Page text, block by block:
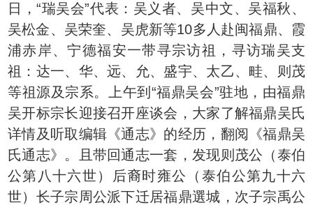
日，“瑞吴会”代表：吴义者、吴中文、吴福秋、
吴松金、吴荣奎、吴虎新等10多人赴闽福鼎、霞
浦赤岸、宁德福安一带寻宗访祖，寻访瑞吴支
祖：达一、华、远、允、盛宇、太乙、畦、则茂
等祖源及宗系。上午到“福鼎吴会”驻地，由福鼎
吴开标宗长迎接召开座谈会，大家了解福鼎吴氏
详情及听取编辑《通志》的经历，翻阅《福鼎吴
氏通志》。且带回通志一套，发现则茂公（泰伯
公第八十六世）后裔时雍公（泰伯公第九十六
世）长子宗周公派下迁居福鼎選城，次子宗禹公